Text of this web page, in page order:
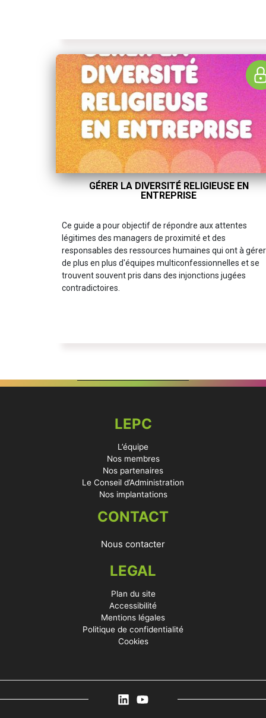
GÉRER LA DIVERSITÉ RELIGIEUSE EN
ENTREPRISE
Ce guide a pour objectif de répondre aux attentes
légitimes des managers de proximité et des
responsables des ressources humaines qui ont à gérer
de plus en plus d'équipes multiconfessionnelles et se
trouvent souvent pris dans des injonctions jugées
contradictoires.
LEPC
L’équipe
Nos membres
Nos partenaires
Le Conseil d’Administration
Nos implantations
CONTACT
Nous contacter
LEGAL
Plan du site
Accessibilité
Mentions légales
Politique de confidentialité
Cookies